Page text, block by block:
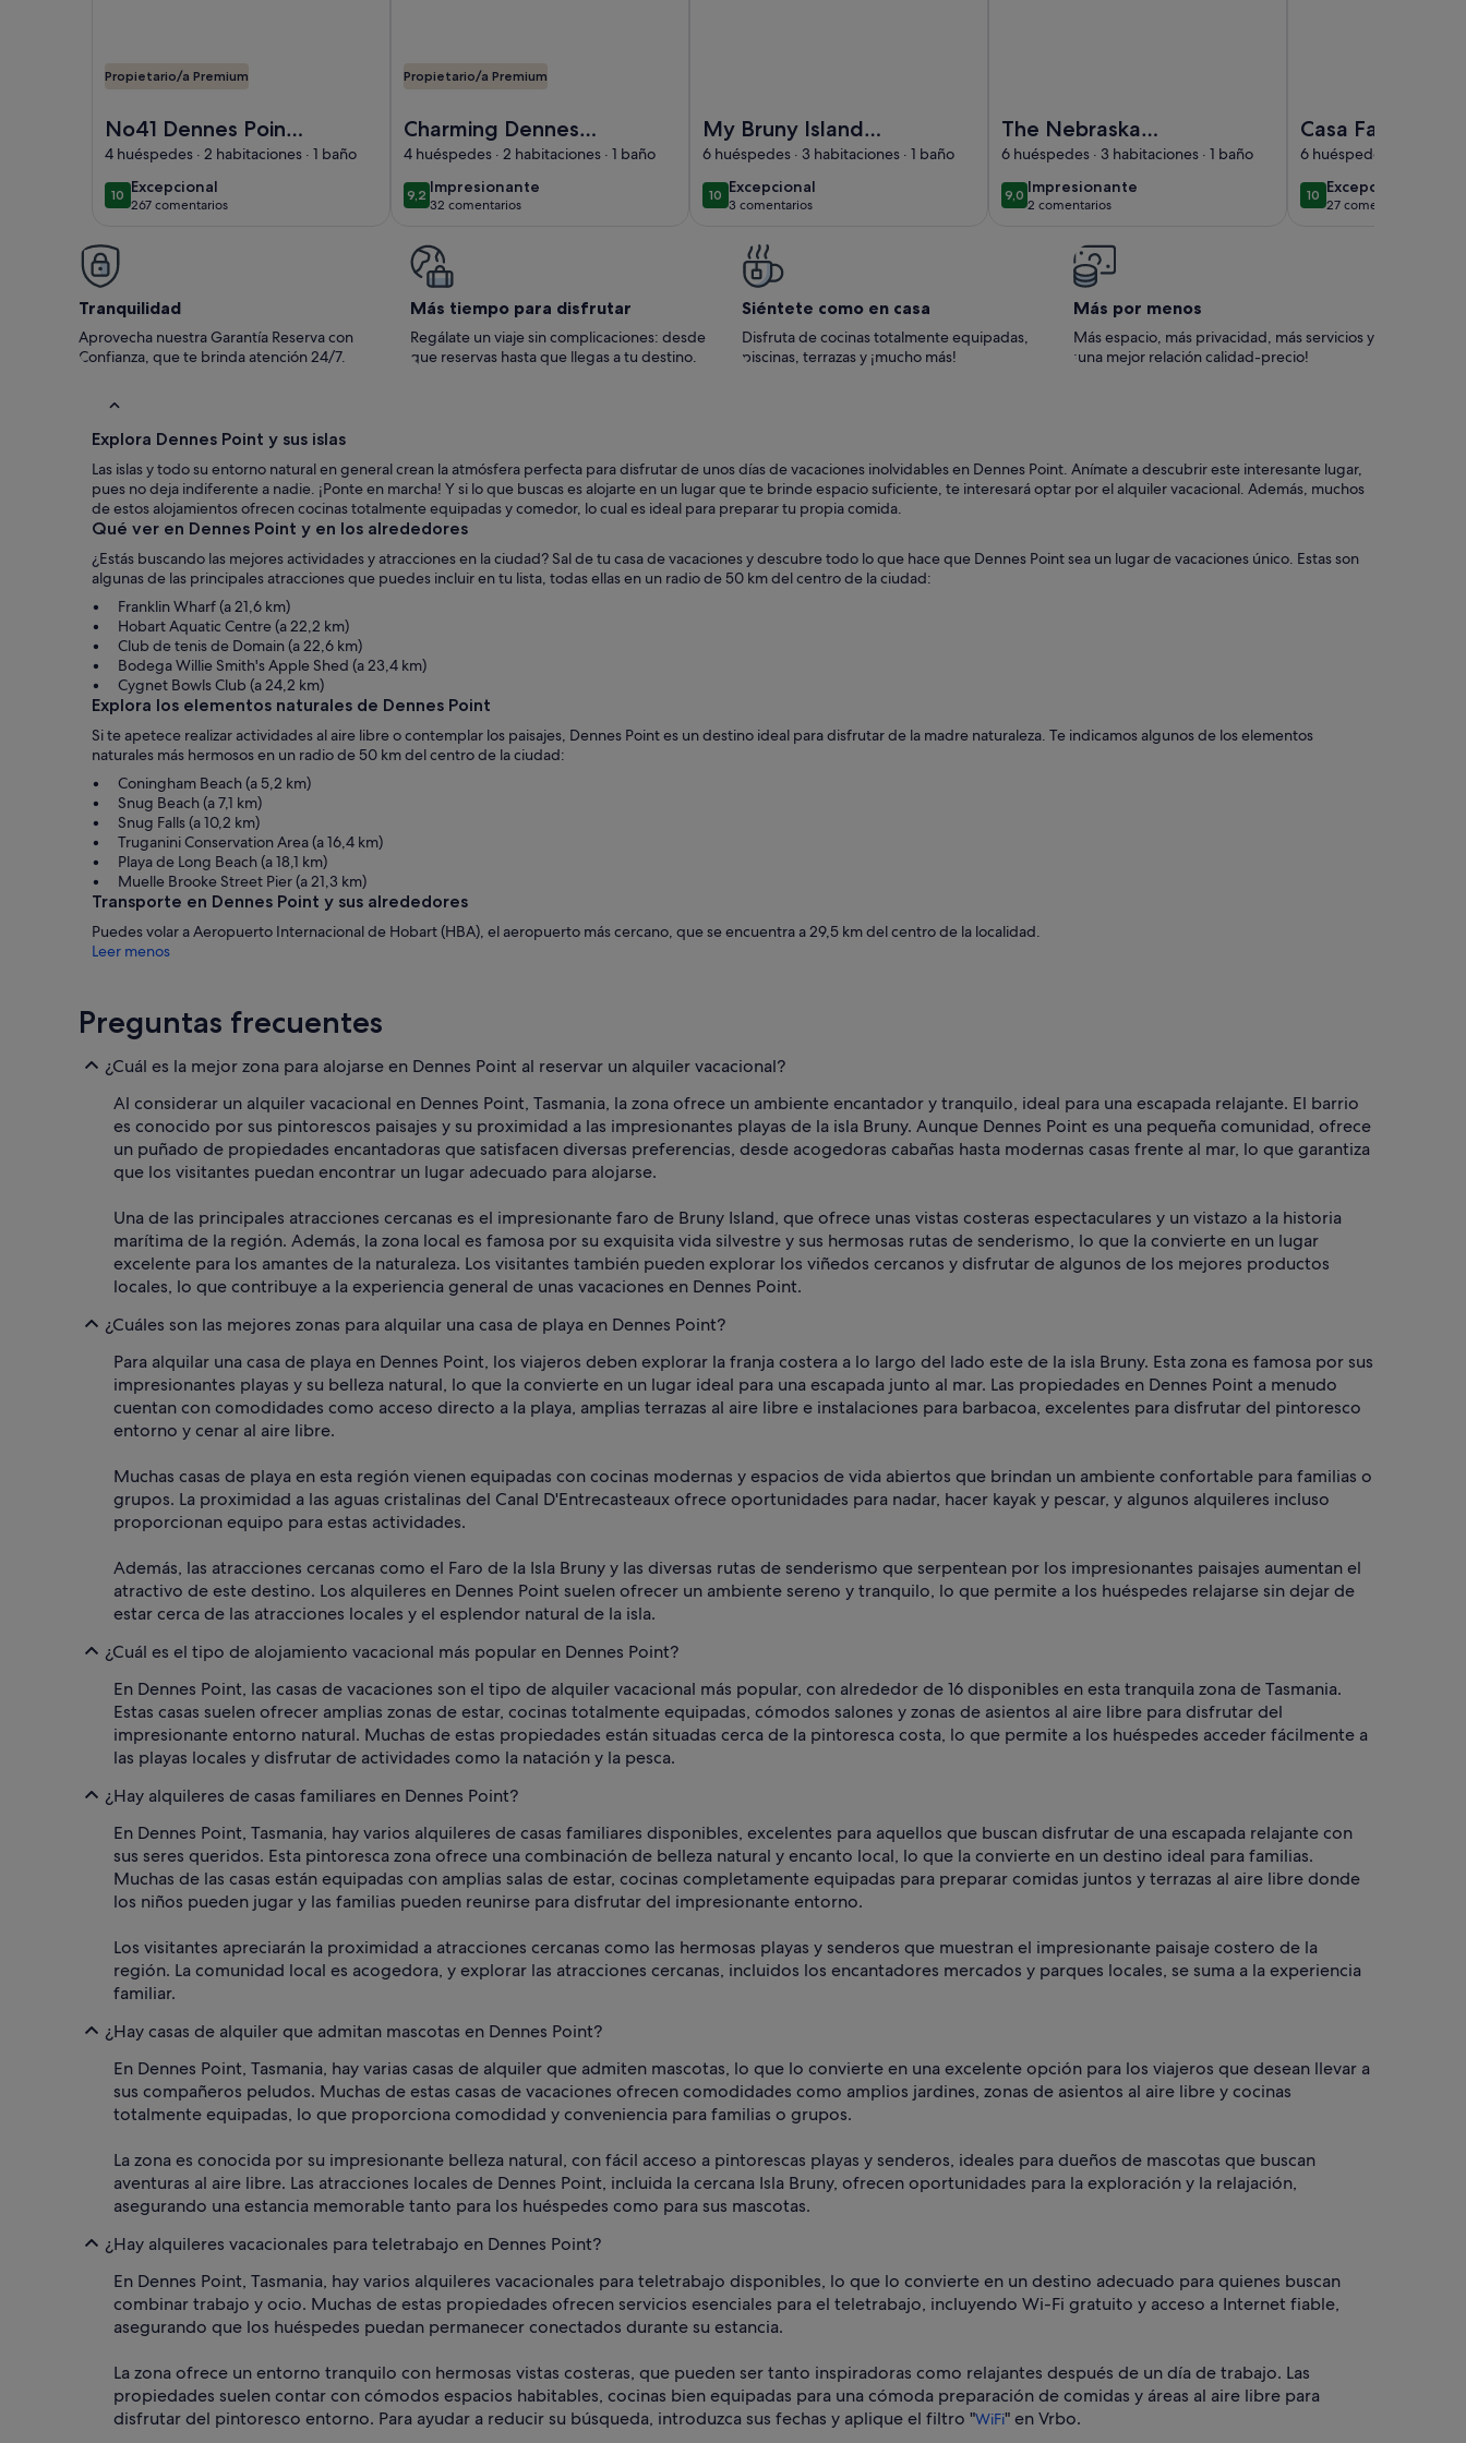
Propietario/a Premium
No41 Dennes Point -
Beachside Holiday
Home
4 huéspedes · 2 habitaciones · 1 baño
1010 de 10
Excepcional
excepcional
267 comentarios
(267 comentarios)
Propietario/a Premium
Charming Dennes
Point house close to
the beach
4 huéspedes · 2 habitaciones · 1 baño
9,29,2 de 10
Impresionante
impresionante
32 comentarios
(32 comentarios)
My Bruny Island
Home
6 huéspedes · 3 habitaciones · 1 baño
1010 de 10
Excepcional
excepcional
3 comentarios
(3 comentarios)
The Nebraska
Retreat
6 huéspedes · 3 habitaciones · 1 baño
9,09,0 de 10
Impresionante
impresionante
2 comentarios
(2 comentarios)
Casa Familiar
(frente) Casa
6 huéspedes · 3
1010 de 10
Excepcional
excepcional
27 comentarios
(27 comentarios)
Tranquilidad
Aprovecha nuestra Garantía Reserva con
Confianza, que te brinda atención 24/7.
Más tiempo para disfrutar
Regálate un viaje sin complicaciones: desde
que reservas hasta que llegas a tu destino.
Siéntete como en casa
Disfruta de cocinas totalmente equipadas,
piscinas, terrazas y ¡mucho más!
Más por menos
Más espacio, más privacidad, más servicios y
¡una mejor relación calidad-precio!
Explora Dennes Point y sus islas
Las islas y todo su entorno natural en general crean la atmósfera perfecta para disfrutar de unos días de vacaciones inolvidables en Dennes Point. Anímate a descubrir este interesante lugar,
pues no deja indiferente a nadie. ¡Ponte en marcha! Y si lo que buscas es alojarte en un lugar que te brinde espacio suficiente, te interesará optar por el alquiler vacacional. Además, muchos
de estos alojamientos ofrecen cocinas totalmente equipadas y comedor, lo cual es ideal para preparar tu propia comida.
Qué ver en Dennes Point y en los alrededores
¿Estás buscando las mejores actividades y atracciones en la ciudad? Sal de tu casa de vacaciones y descubre todo lo que hace que Dennes Point sea un lugar de vacaciones único. Estas son
algunas de las principales atracciones que puedes incluir en tu lista, todas ellas en un radio de 50 km del centro de la ciudad:
Franklin Wharf (a 21,6 km)
Hobart Aquatic Centre (a 22,2 km)
Club de tenis de Domain (a 22,6 km)
Bodega Willie Smith's Apple Shed (a 23,4 km)
Cygnet Bowls Club (a 24,2 km)
Explora los elementos naturales de Dennes Point
Si te apetece realizar actividades al aire libre o contemplar los paisajes, Dennes Point es un destino ideal para disfrutar de la madre naturaleza. Te indicamos algunos de los elementos
naturales más hermosos en un radio de 50 km del centro de la ciudad:
Coningham Beach (a 5,2 km)
Snug Beach (a 7,1 km)
Snug Falls (a 10,2 km)
Truganini Conservation Area (a 16,4 km)
Playa de Long Beach (a 18,1 km)
Muelle Brooke Street Pier (a 21,3 km)
Transporte en Dennes Point y sus alrededores
Puedes volar a Aeropuerto Internacional de Hobart (HBA), el aeropuerto más cercano, que se encuentra a 29,5 km del centro de la localidad.
Leer menos
Preguntas frecuentes
¿Cuál es la mejor zona para alojarse en Dennes Point al reservar un alquiler vacacional?
Al considerar un alquiler vacacional en Dennes Point, Tasmania, la zona ofrece un ambiente encantador y tranquilo, ideal para una escapada relajante. El barrio
es conocido por sus pintorescos paisajes y su proximidad a las impresionantes playas de la isla Bruny. Aunque Dennes Point es una pequeña comunidad, ofrece
un puñado de propiedades encantadoras que satisfacen diversas preferencias, desde acogedoras cabañas hasta modernas casas frente al mar, lo que garantiza
que los visitantes puedan encontrar un lugar adecuado para alojarse.
Una de las principales atracciones cercanas es el impresionante faro de Bruny Island, que ofrece unas vistas costeras espectaculares y un vistazo a la historia
marítima de la región. Además, la zona local es famosa por su exquisita vida silvestre y sus hermosas rutas de senderismo, lo que la convierte en un lugar
excelente para los amantes de la naturaleza. Los visitantes también pueden explorar los viñedos cercanos y disfrutar de algunos de los mejores productos
locales, lo que contribuye a la experiencia general de unas vacaciones en Dennes Point.
¿Cuáles son las mejores zonas para alquilar una casa de playa en Dennes Point?
Para alquilar una casa de playa en Dennes Point, los viajeros deben explorar la franja costera a lo largo del lado este de la isla Bruny. Esta zona es famosa por sus
impresionantes playas y su belleza natural, lo que la convierte en un lugar ideal para una escapada junto al mar. Las propiedades en Dennes Point a menudo
cuentan con comodidades como acceso directo a la playa, amplias terrazas al aire libre e instalaciones para barbacoa, excelentes para disfrutar del pintoresco
entorno y cenar al aire libre.
Muchas casas de playa en esta región vienen equipadas con cocinas modernas y espacios de vida abiertos que brindan un ambiente confortable para familias o
grupos. La proximidad a las aguas cristalinas del Canal D'Entrecasteaux ofrece oportunidades para nadar, hacer kayak y pescar, y algunos alquileres incluso
proporcionan equipo para estas actividades.
Además, las atracciones cercanas como el Faro de la Isla Bruny y las diversas rutas de senderismo que serpentean por los impresionantes paisajes aumentan el
atractivo de este destino. Los alquileres en Dennes Point suelen ofrecer un ambiente sereno y tranquilo, lo que permite a los huéspedes relajarse sin dejar de
estar cerca de las atracciones locales y el esplendor natural de la isla.
¿Cuál es el tipo de alojamiento vacacional más popular en Dennes Point?
En Dennes Point, las casas de vacaciones son el tipo de alquiler vacacional más popular, con alrededor de 16 disponibles en esta tranquila zona de Tasmania.
Estas casas suelen ofrecer amplias zonas de estar, cocinas totalmente equipadas, cómodos salones y zonas de asientos al aire libre para disfrutar del
impresionante entorno natural. Muchas de estas propiedades están situadas cerca de la pintoresca costa, lo que permite a los huéspedes acceder fácilmente a
las playas locales y disfrutar de actividades como la natación y la pesca.
¿Hay alquileres de casas familiares en Dennes Point?
En Dennes Point, Tasmania, hay varios alquileres de casas familiares disponibles, excelentes para aquellos que buscan disfrutar de una escapada relajante con
sus seres queridos. Esta pintoresca zona ofrece una combinación de belleza natural y encanto local, lo que la convierte en un destino ideal para familias.
Muchas de las casas están equipadas con amplias salas de estar, cocinas completamente equipadas para preparar comidas juntos y terrazas al aire libre donde
los niños pueden jugar y las familias pueden reunirse para disfrutar del impresionante entorno.
Los visitantes apreciarán la proximidad a atracciones cercanas como las hermosas playas y senderos que muestran el impresionante paisaje costero de la
región. La comunidad local es acogedora, y explorar las atracciones cercanas, incluidos los encantadores mercados y parques locales, se suma a la experiencia
familiar.
¿Hay casas de alquiler que admitan mascotas en Dennes Point?
En Dennes Point, Tasmania, hay varias casas de alquiler que admiten mascotas, lo que lo convierte en una excelente opción para los viajeros que desean llevar a
sus compañeros peludos. Muchas de estas casas de vacaciones ofrecen comodidades como amplios jardines, zonas de asientos al aire libre y cocinas
totalmente equipadas, lo que proporciona comodidad y conveniencia para familias o grupos.
La zona es conocida por su impresionante belleza natural, con fácil acceso a pintorescas playas y senderos, ideales para dueños de mascotas que buscan
aventuras al aire libre. Las atracciones locales de Dennes Point, incluida la cercana Isla Bruny, ofrecen oportunidades para la exploración y la relajación,
asegurando una estancia memorable tanto para los huéspedes como para sus mascotas.
¿Hay alquileres vacacionales para teletrabajo en Dennes Point?
En Dennes Point, Tasmania, hay varios alquileres vacacionales para teletrabajo disponibles, lo que lo convierte en un destino adecuado para quienes buscan
combinar trabajo y ocio. Muchas de estas propiedades ofrecen servicios esenciales para el teletrabajo, incluyendo Wi-Fi gratuito y acceso a Internet fiable,
asegurando que los huéspedes puedan permanecer conectados durante su estancia.
La zona ofrece un entorno tranquilo con hermosas vistas costeras, que pueden ser tanto inspiradoras como relajantes después de un día de trabajo. Las
propiedades suelen contar con cómodos espacios habitables, cocinas bien equipadas para una cómoda preparación de comidas y áreas al aire libre para
disfrutar del pintoresco entorno. Para ayudar a reducir su búsqueda, introduzca sus fechas y aplique el filtro "WiFi" en Vrbo.